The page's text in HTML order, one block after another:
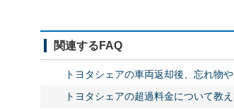
関連するFAQ
トヨタシェアの車両返却後、忘れ物
トヨタシェアの超過料金について教え